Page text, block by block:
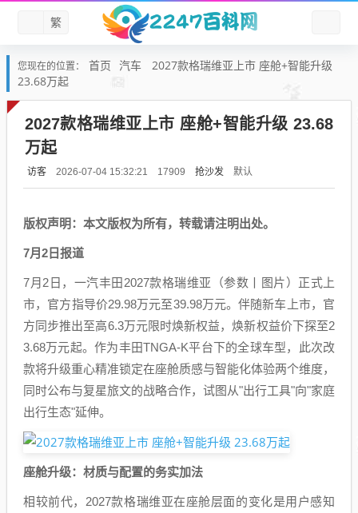
繁
您现在的位置： 首页 汽车
2027款格瑞维亚上市 座舱+智能升级
23.68万起
2027款格瑞维亚上市 座舱+智能升级 23.68
万起
访客 2026-07-04 15:32:21 17909 抢沙发 默认
版权声明：本文版权为所有，转载请注明出处。
7月2日报道
7月2日，一汽丰田2027款格瑞维亚（参数丨图片）正式上
市，官方指导价29.98万元至39.98万元。伴随新车上市，官
方同步推出至高6.3万元限时焕新权益，焕新权益价下探至2
3.68万元起。作为丰田TNGA-K平台下的全球车型，此次改
款将升级重心精准锁定在座舱质感与智能化体验两个维度，
同时公布与复星旅文的战略合作，试图从"出行工具"向"家庭
出行生态"延伸。
座舱升级：材质与配置的务实加法
相较前代，2027款格瑞维亚在座舱层面的变化是用户感知